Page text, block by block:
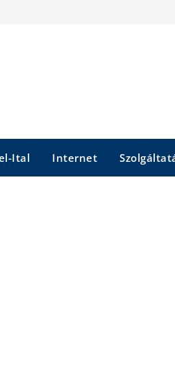
Ital Internet